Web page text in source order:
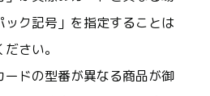
ック記号」を指定することは
さい。
ードの型番が異なる商品が御